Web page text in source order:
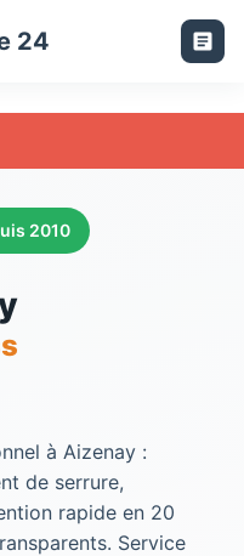
24
2010
à Aizenay :
de serrure,
rapide en 20
Service